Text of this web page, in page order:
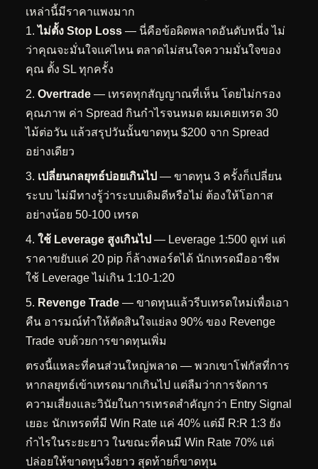
เหล่านี้มีราคาแพงมาก
ไม่ตั้ง Stop Loss — นี่คือข้อผิดพลาดอันดับหนึ่ง ไม่
ว่าคุณจะมั่นใจแค่ไหน ตลาดไม่สนใจความมั่นใจของ
คุณ ตั้ง SL ทุกครั้ง
Overtrade — เทรดทุกสัญญาณที่เห็น โดยไม่กรอง
คุณภาพ ค่า Spread กินกำไรจนหมด ผมเคยเทรด 30
ไม้ต่อวัน แล้วสรุปวันนั้นขาดทุน $200 จาก Spread
อย่างเดียว
เปลี่ยนกลยุทธ์บ่อยเกินไป — ขาดทุน 3 ครั้งก็เปลี่ยน
ระบบ ไม่มีทางรู้ว่าระบบเดิมดีหรือไม่ ต้องให้โอกาส
อย่างน้อย 50-100 เทรด
ใช้ Leverage สูงเกินไป — Leverage 1:500 ดูเท่ แต่
ราคาขยับแค่ 20 pip ก็ล้างพอร์ตได้ นักเทรดมืออาชีพ
ใช้ Leverage ไม่เกิน 1:10-1:20
Revenge Trade — ขาดทุนแล้วรีบเทรดใหม่เพื่อเอา
คืน อารมณ์ทำให้ตัดสินใจแย่ลง 90% ของ Revenge
Trade จบด้วยการขาดทุนเพิ่ม
ตรงนี้แหละที่คนส่วนใหญ่พลาด — พวกเขาโฟกัสที่การ
หากลยุทธ์เข้าเทรดมากเกินไป แต่ลืมว่าการจัดการ
ความเสี่ยงและวินัยในการเทรดสำคัญกว่า Entry Signal
เยอะ นักเทรดที่มี Win Rate แค่ 40% แต่มี R:R 1:3 ยัง
กำไรในระยะยาว ในขณะที่คนมี Win Rate 70% แต่
ปล่อยให้ขาดทุนวิ่งยาว สุดท้ายก็ขาดทุน